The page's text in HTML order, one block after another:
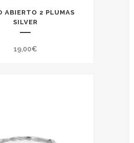
ABIERTO 2 PLUMAS
SILVER
19,00€